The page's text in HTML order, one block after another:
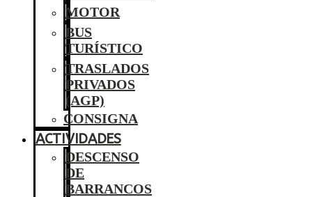
MOTOR
BUS
TURÍSTICO
TRASLADOS
PRIVADOS
(AGP)
CONSIGNA
ACTIVIDADES
DESCENSO
DE
BARRANCOS